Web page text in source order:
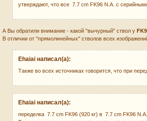
утверждают, что все 7.7 cm FK96 N.A. с
А Вы обратили внимание - какой "вычурный" ствол у
В отличии от "прямолинейных" стволов всех
Ehaiai написал(а):
Также во всех источниках говорится, что при
Ehaiai написал(а):
переделка 7.7 cm FK96 (920 кг) в 7.7 cm FK96